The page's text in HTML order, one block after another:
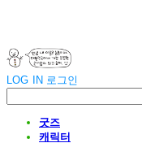
LOG IN 로그인
굿즈
캐릭터